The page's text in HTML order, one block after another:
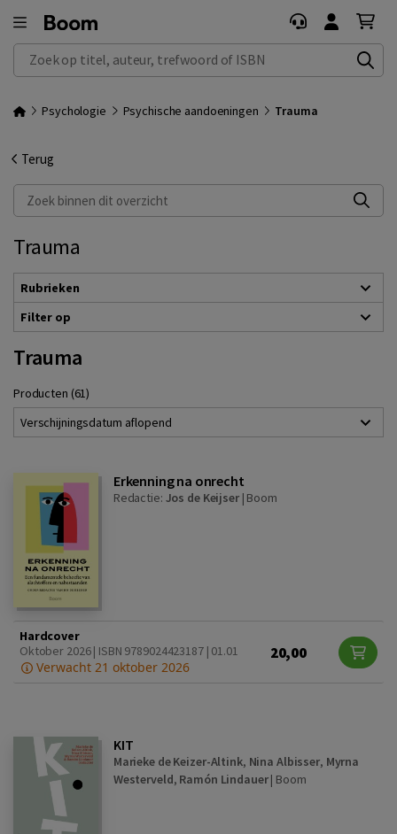
Zoek op titel, auteur, trefwoord of ISBN
Psychologie Psychische aandoeningen Trauma
Terug
Zoek binnen dit overzicht
Trauma
Rubrieken
Filter op
Trauma
Producten (61)
Verschijningsdatum aflopend
Erkenning na onrecht
Redactie: Jos de Keijser| Boom
Hardcover
Oktober 2026 | ISBN 9789024423187 | 01.01
Verwacht 21 oktober 2026
20,00
KIT
Marieke de Keizer-Altink, Nina Albisser, Myrna
Westerveld, Ramón Lindauer| Boom